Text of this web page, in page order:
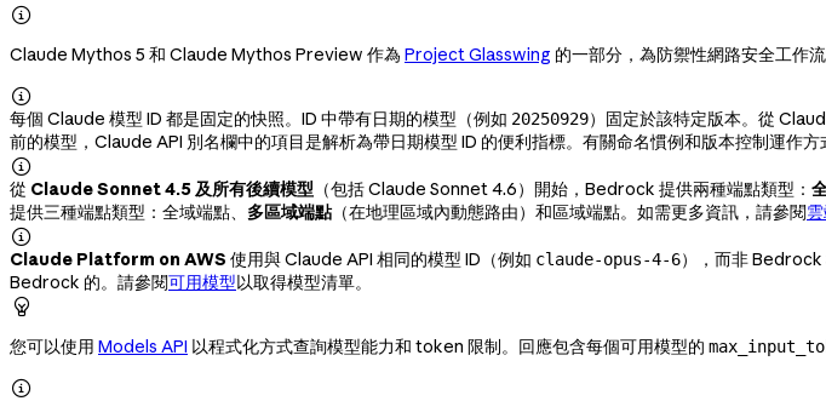

Claude Mythos 5 和 Claude Mythos Preview 作為 Project Glasswing 的一部分，為防禦性網路安全工作

每個 Claude 模型 ID 都是固定的快照。ID 中帶有日期的模型（例如 20250929）固定於該特定版本。從
前的模型，Claude API 別名欄中的項目是解析為帶日期模型 ID 的便利指標。有關命名慣例和版本控制運作

從 Claude Sonnet 4.5 及所有後續模型 （包括 Claude Sonnet 4.6）開始，Bedrock 提供兩種端點類型：
提供三種端點類型：全域端點、 多區域端點（在地理區域內動態路由）和區域端點。如需更多資訊，請參閱

Claude Platform on AWS 使用與 Claude API 相同的模型 ID（例如 claude-opus-4-6），而非
Bedrock 的。請參閱可用模型以取得模型清單。

您可以使用 Models API 以程式化方式查詢模型能力和 token 限制。回應包含每個可用模型的
